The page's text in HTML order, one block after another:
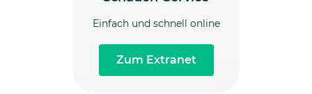
Einfach und schnell online
Zum Extranet